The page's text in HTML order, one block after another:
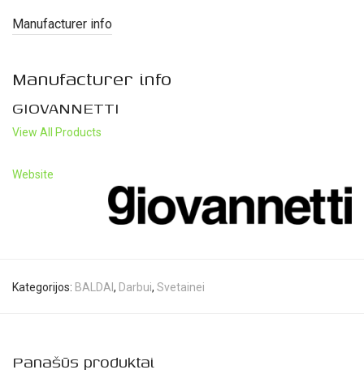
Manufacturer info
Manufacturer info
GIOVANNETTI
View All Products
Website
Kategorijos: BALDAI , Darbui, Svetainei
Panašūs produktai